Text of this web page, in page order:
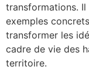
transformations.
exemples
transformer les
cadre de vie des
territoire.